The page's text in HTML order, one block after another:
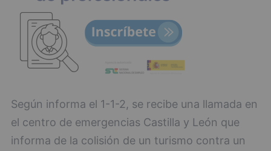
Según informa el 1-1-2, se recibe una llamada en
el centro de emergencias Castilla y León que
informa de la colisión de un turismo contra un